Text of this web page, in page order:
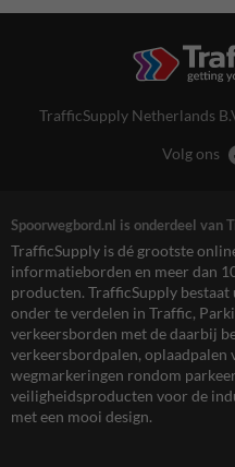
TrafficSupply Netherlands
Volg ons
Spoorwegbord.nl is onderdeel van
TrafficSupply is dé grootste
informatieborden en meer dan
producten. TrafficSupply
onder te verdelen in Traffic,
verkeersborden met de daarbij
verkeersbordpalen, oplaadpalen
wegmarkeringen rondom
veiligheidsproducten voor de
met een mooi design.